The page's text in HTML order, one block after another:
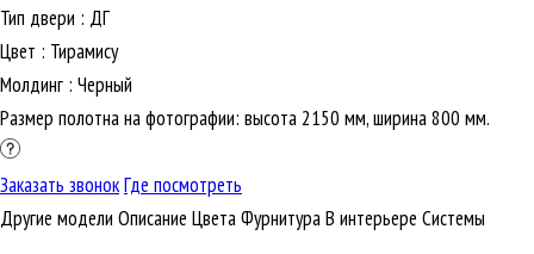
Тип двери : ДГ
Цвет : Тирамису
Молдинг : Черный
Размер полотна на фотографии: высота 2150 мм, ширина 800 мм.
Заказать звонокГде посмотреть
Другие модели Описание ЦветаФурнитураВ интерьере Cистемы